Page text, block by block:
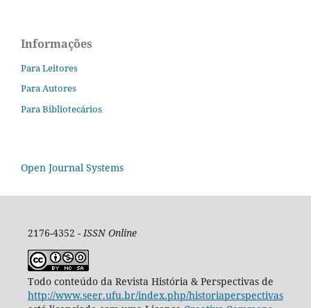
Informações
Para Leitores
Para Autores
Para Bibliotecários
Open Journal Systems
2176-4352 -ISSN Online
Todo conteúdo da Revista História & Perspectivas de
http://www.seer.ufu.br/index.php/historiaperspectivas